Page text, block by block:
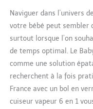
Naviguer dans l’univers
votre bébé peut sembler
surtout lorsque l’on
de temps optimal. Le
comme une solution
recherchent à la fois
France avec un bol en
cuiseur vapeur 6 en 1